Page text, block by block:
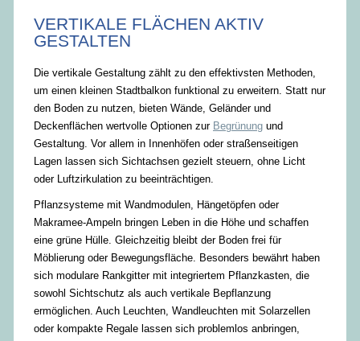
VERTIKALE FLÄCHEN AKTIV
GESTALTEN
Die vertikale Gestaltung zählt zu den effektivsten Methoden,
um einen kleinen Stadtbalkon funktional zu erweitern. Statt nur
den Boden zu nutzen, bieten Wände, Geländer und
Deckenflächen wertvolle Optionen zur Begrünung und
Gestaltung. Vor allem in Innenhöfen oder straßenseitigen
Lagen lassen sich Sichtachsen gezielt steuern, ohne Licht
oder Luftzirkulation zu beeinträchtigen.
Pflanzsysteme mit Wandmodulen, Hängetöpfen oder
Makramee-Ampeln bringen Leben in die Höhe und schaffen
eine grüne Hülle. Gleichzeitig bleibt der Boden frei für
Möblierung oder Bewegungsfläche. Besonders bewährt haben
sich modulare Rankgitter mit integriertem Pflanzkasten, die
sowohl Sichtschutz als auch vertikale Bepflanzung
ermöglichen. Auch Leuchten, Wandleuchten mit Solarzellen
oder kompakte Regale lassen sich problemlos anbringen,